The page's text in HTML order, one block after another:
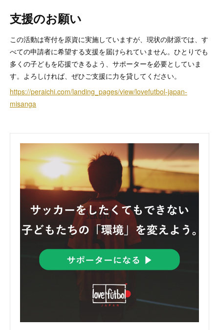
支援のお願い
この活動は寄付を原資に実施していますが、現状の財源では、す
べての申請者に希望する支援を届けられていません。ひとりでも
多くの子どもを応援できるよう、サポーターを必要としていま
す。よろしければ、ぜひご支援に力を貸してください。
https://peraichi.com/landing_pages/view/lovefutbol-japan-
misanga